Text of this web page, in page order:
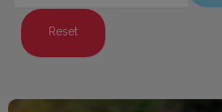
Reset
De zomerchecklist voor je huisdier